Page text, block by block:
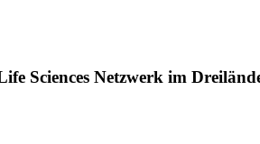
Sciences Netzwerk im